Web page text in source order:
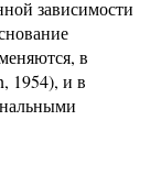
зависимости
в
1954), и в